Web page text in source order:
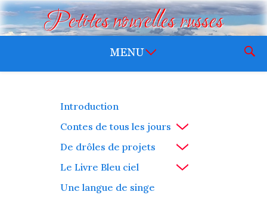
Petites nouvelles russes
Introduction
Contes de tous les jours
De drôles de projets
Le Livre Bleu ciel
Une langue de singe